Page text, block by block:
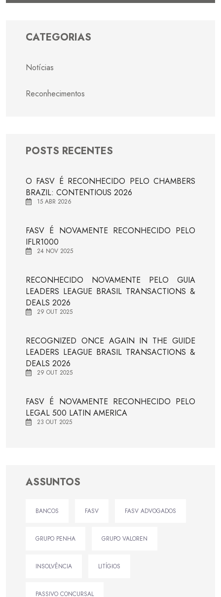
CATEGORIAS
Notícias
Reconhecimentos
POSTS RECENTES
O FASV É RECONHECIDO PELO CHAMBERS
BRAZIL: CONTENTIOUS 2026
15 ABR 2026
FASV É NOVAMENTE RECONHECIDO PELO
IFLR1000
24 NOV 2025
RECONHECIDO NOVAMENTE PELO GUIA
LEADERS LEAGUE BRASIL TRANSACTIONS &
DEALS 2026
29 OUT 2025
RECOGNIZED ONCE AGAIN IN THE GUIDE
LEADERS LEAGUE BRASIL TRANSACTIONS &
DEALS 2026
29 OUT 2025
FASV É NOVAMENTE RECONHECIDO PELO
LEGAL 500 LATIN AMERICA
23 OUT 2025
ASSUNTOS
BANCOS FASV FASV ADVOGADOS
GRUPO PENHA GRUPO VALOREN
INSOLVÊNCIA LITÍGIOS
PASSIVO CONCURSAL